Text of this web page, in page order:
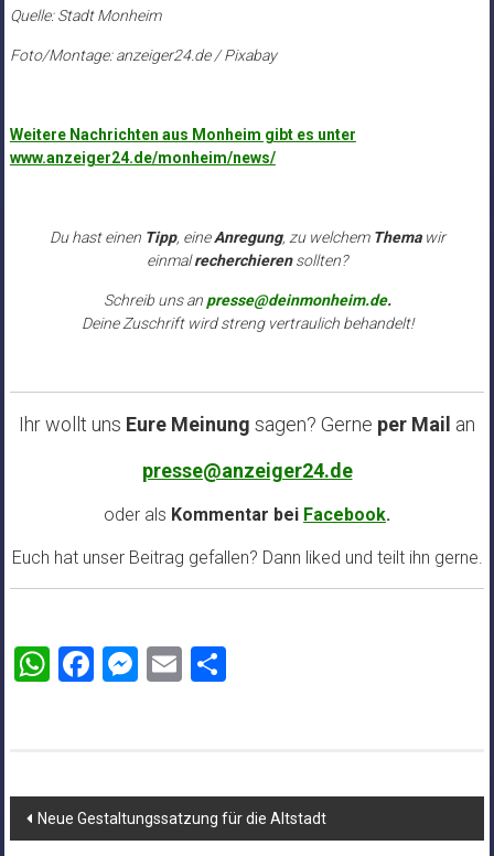
Quelle: Stadt Monheim
Foto/Montage: anzeiger24.de / Pixabay
Weitere Nachrichten aus Monheim gibt es unter
www.anzeiger24.de/monheim/news/
Du hast einen Tipp, eineAnregung, zu welchem Themawir
einmalrecherchierensollten?
Schreib uns an presse@deinmonheim.de.
Deine Zuschrift wird streng vertraulich behandelt!
Ihr wollt uns Eure Meinung sagen? Gerne per Mail an
presse@anzeiger24.de
oder als Kommentar bei Facebook.
Euch hat unser Beitrag gefallen? Dann liked und teilt ihn gerne.
WhatsApp
Facebook
Messenger
EmailTeilen
Beitragsnavigation
Neue Gestaltungssatzung für die Altstadt